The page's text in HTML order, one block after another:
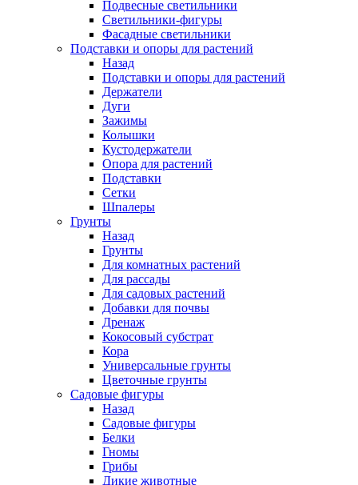
Подвесные светильники
Светильники-фигуры
Фасадные светильники
Подставки и опоры для растений
Назад
Подставки и опоры для растений
Держатели
Дуги
Зажимы
Колышки
Кустодержатели
Опора для растений
Подставки
Сетки
Шпалеры
Грунты
Назад
Грунты
Для комнатных растений
Для рассады
Для садовых растений
Добавки для почвы
Дренаж
Кокосовый субстрат
Кора
Универсальные грунты
Цветочные грунты
Садовые фигуры
Назад
Садовые фигуры
Белки
Гномы
Грибы
Дикие животные